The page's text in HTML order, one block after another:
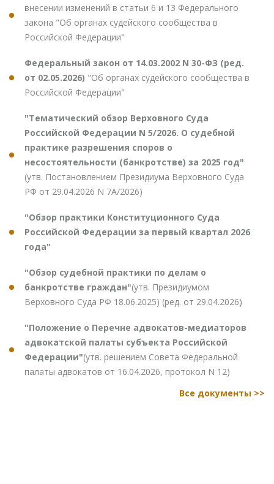
внесении изменений в статьи 6 и 13 Федерального
закона "Об органах судейского сообщества в
Российской Федерации"
Федеральный закон от 14.03.2002 N 30-ФЗ (ред.
от 02.05.2026) "Об органах судейского сообщества в
Российской Федерации"
"Тематический обзор Верховного Суда
Российской Федерации N 5/2026. О судебной
практике разрешения споров о
несостоятельности (банкротстве) за 2025 год"
(утв. Постановлением Президиума Верховного Суда
РФ от 29.04.2026 N 7А/2026)
"Обзор практики Конституционного Суда
Российской Федерации за первый квартал 2026
года"
"Обзор судебной практики по делам о
банкротстве граждан"(утв. Президиумом
Верховного Суда РФ 18.06.2025) (ред. от 29.04.2026)
"Положение о Перечне адвокатов-медиаторов
адвокатской палаты субъекта Российской
Федерации"(утв. решением Совета Федеральной
палаты адвокатов от 16.04.2026, протокол N 12)
Все документы >>